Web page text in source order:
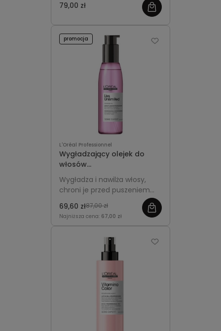
koloru. Ułatwia
miękkie oraz elastyczne.
79,00 zł
L'Oréal Professionnel
Wygładzający olejek do
włosów
niezdyscyplinowanych
125ml - L'Oréal
Professionnel Liss Unlimited
Wygładza i nawilża włosy,
chroni je przed puszeniem
oraz wilgocią, nadając im
miękkość, blask i
elastyczność.
69,60 zł87,00 zł
Najniższa cena: 67,00 zł
promocja